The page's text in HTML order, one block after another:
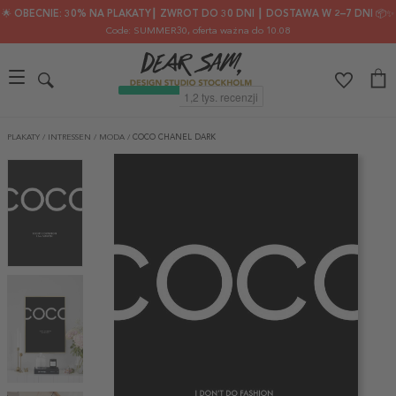
🌟 OBECNIE: 30% NA PLAKATY┃ ZWROT DO 30 DNI ┃ DOSTAWA W 2–7 DNI 📦✨
Code: SUMMER30, oferta ważna do 10.08
PLAKATY / INTRESSEN / MODA / COCO CHANEL DARK